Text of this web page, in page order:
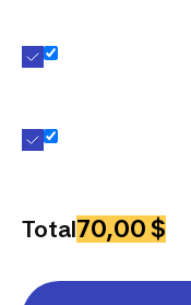
Total70,00 $